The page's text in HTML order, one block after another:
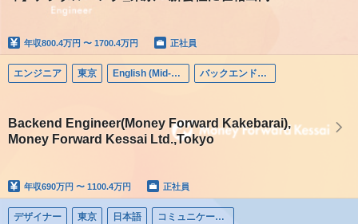
年収800.4万円 〜 1700.4万円 正社員
エンジニア 東京 English (Mid-career) バックエンドエンジニア
Backend Engineer(Money Forward Kakebarai),
Money Forward Kessai Ltd.,Tokyo
年収690万円 〜 1100.4万円 正社員
デザイナー 東京 日本語 コミュニケーションデザイナー